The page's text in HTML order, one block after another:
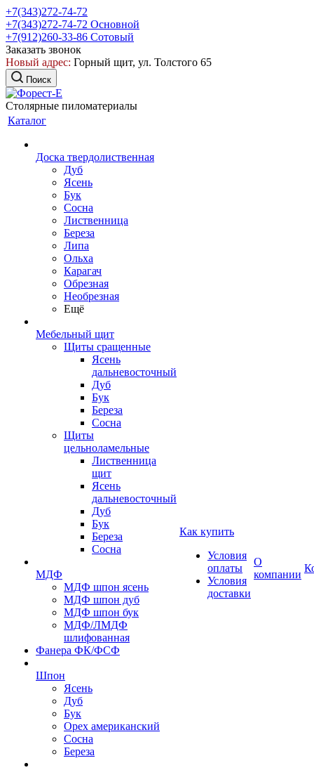
+7(343)272-74-72
+7(343)272-74-72 Основной
+7(912)260-33-86 Сотовый
Заказать звонок
Новый адрес: Горный щит, ул. Толстого 65
Поиск
Столярные пиломатериалы
Каталог
Доска твердолиственная
Дуб
Ясень
Бук
Сосна
Лиственница
Береза
Липа
Ольха
Карагач
Обрезная
Необрезная
Ещё
Мебельный щит
Щиты сращенные
Ясень
дальневосточный
Дуб
Бук
Береза
Сосна
Щиты
цельноламельные
Лиственница
щит
Ясень
дальневосточный
Дуб
Бук
Береза
Сосна
МДФ
МДФ шпон ясень
МДФ шпон дуб
МДФ шпон бук
МДФ/ЛМДФ
шлифованная
Фанера ФК/ФСФ
Шпон
Ясень
Дуб
Бук
Орех американский
Сосна
Береза
Как купить
Условия
оплаты
Условия
доставки
О
компании